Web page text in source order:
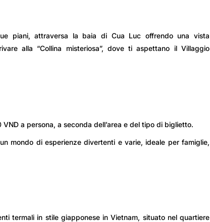
piani, attraversa la baia di Cua Luc offrendo una vista
alla “Collina misteriosa”, dove ti aspettano il Villaggio
a persona, a seconda dell’area e del tipo di biglietto.
mondo di esperienze divertenti e varie, ideale per famiglie,
termali in stile giapponese in Vietnam, situato nel quartiere